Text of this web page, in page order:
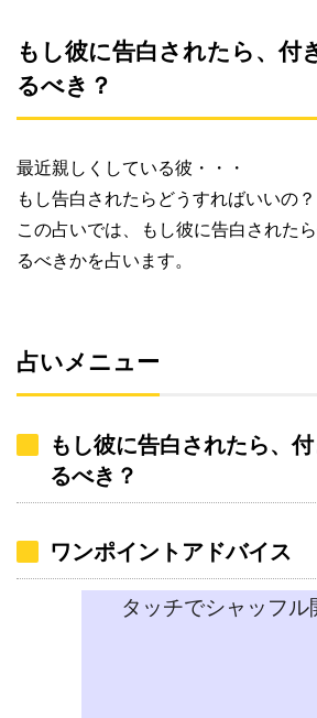
もし彼に告白されたら、付
るべき？
最近親しくしている彼・・・
もし告白されたらどうすればいいの？
この占いでは、もし彼に告白された
るべきかを占います。
占いメニュー
もし彼に告白されたら、
るべき？
ワンポイントアドバイス
タッチでシャッフル